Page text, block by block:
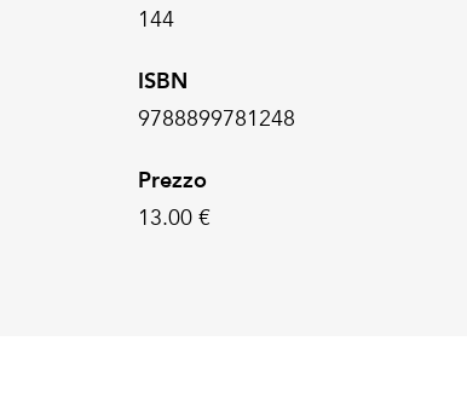
144
ISBN
9788899781248
Prezzo
13.00 €